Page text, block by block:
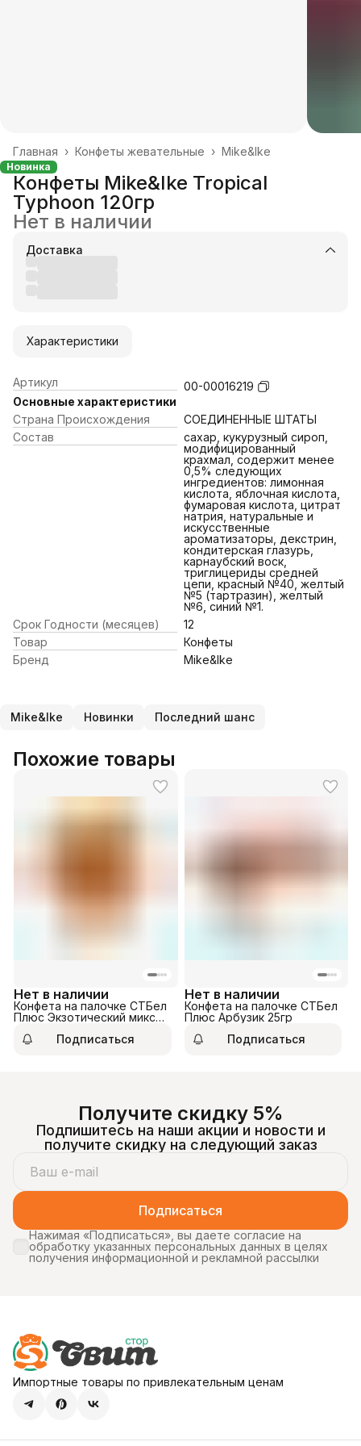
Mike&Ike
Конфеты жевательные ›
Главная ›
Новинка
Конфеты Mike&Ike Tropical
Typhoon 120гр
Нет в наличии
Доставка
Характеристики
Артикул
00-00016219
Основные характеристики
Страна Происхождения
СОЕДИНЕННЫЕ ШТАТЫ
Состав
сахар, кукурузный сироп,
модифицированный
крахмал, содержит менее
0,5% следующих
ингредиентов: лимонная
кислота, яблочная кислота,
фумаровая кислота, цитрат
натрия, натуральные и
искусственные
ароматизаторы, декстрин,
кондитерская глазурь,
карнаубский воск,
триглицериды средней
цепи, красный №40, желтый
№5 (тартразин), желтый
№6, синий №1.
Срок Годности (месяцев)
12
Товар
Конфеты
Бренд
Mike&Ike
Mike&Ike Новинки Последний шанс
Похожие товары
Нет в наличии
Конфета на палочке СТБел
Плюс Экзотический микс
Подписаться
Нет в наличии
Конфета на палочке СТБел
Плюс Арбузик 25гр
Подписаться
Получите скидку 5%
Подпишитесь на наши акции и новости и
получите скидку на следующий заказ
Подписаться
Нажимая «Подписаться», вы даете согласие на
обработку указанных персональных данных в целях
получения информационной и рекламной рассылки
Импортные товары по привлекательным ценам